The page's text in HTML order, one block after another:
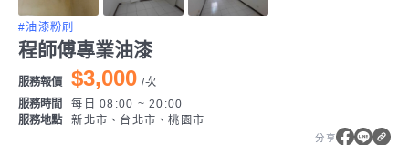
#油漆粉刷
程師傅專業油漆
服務報價 $3,000 /次
服務時間
每日 08:00 ~ 20:00
服務地點
新北市、台北市、桃園市
分享